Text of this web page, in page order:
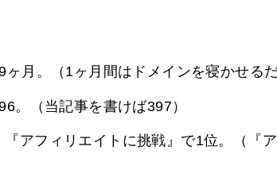
ヶ月。（1ヶ月間はドメインを寝かせるだ
。（当記事を書けば397）
アフィリエイトに挑戦』で1位。（『